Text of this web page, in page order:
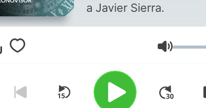
a Javier Sierra.
Volumen